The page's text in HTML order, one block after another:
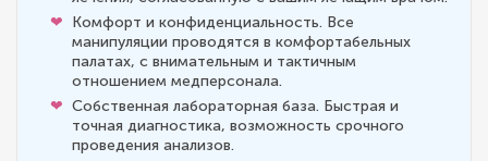
Комфорт и конфиденциальность. Все
манипуляции проводятся в комфортабельных
палатах, с внимательным и тактичным
отношением медперсонала.
Собственная лабораторная база. Быстрая и
точная диагностика, возможность срочного
проведения анализов.